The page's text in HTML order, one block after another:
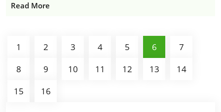
Read More
1 2 3 4 5 6
7
8
9 10 11 12 13
14
15
16